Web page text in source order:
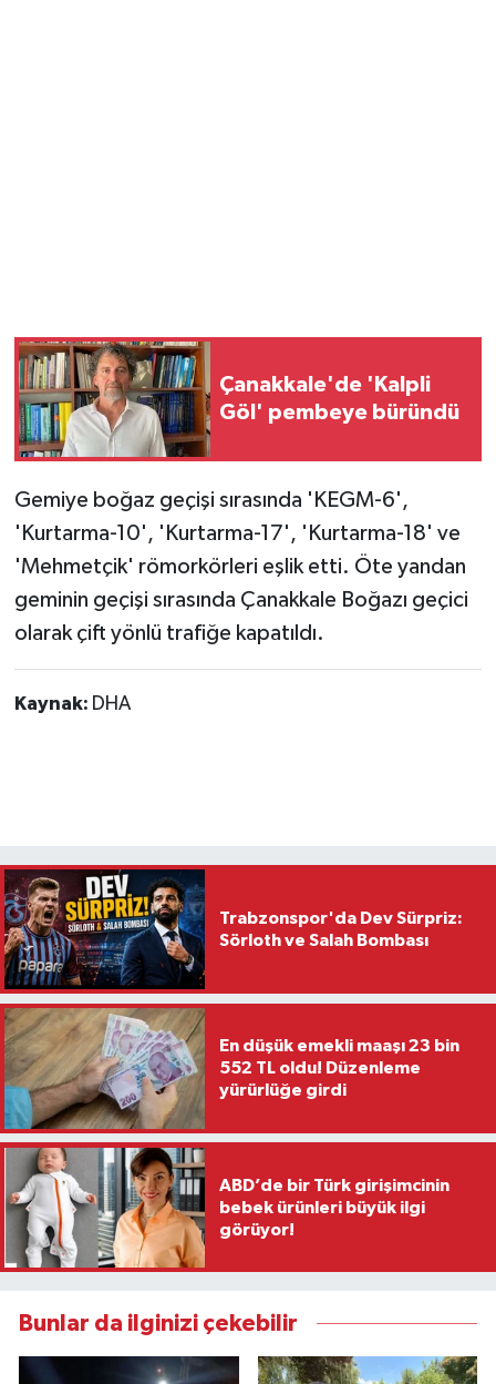
Çanakkale'de 'Kalpli
Göl' pembeye büründü
Gemiye boğaz geçişi sırasında 'KEGM-6',
'Kurtarma-10', 'Kurtarma-17', 'Kurtarma-18' ve
'Mehmetçik' römorkörleri eşlik etti. Öte yandan
geminin geçişi sırasında Çanakkale Boğazı geçici
olarak çift yönlü trafiğe kapatıldı.
Kaynak: DHA
Trabzonspor'da Dev Sürpriz:
Sörloth ve Salah Bombası
En düşük emekli maaşı 23 bin
552 TL oldu! Düzenleme
yürürlüğe girdi
ABD’de bir Türk girişimcinin
bebek ürünleri büyük ilgi
görüyor!
Bunlar da ilginizi çekebilir